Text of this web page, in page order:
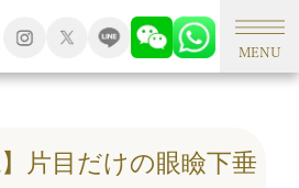
MENU
】片目だけの眼瞼下垂